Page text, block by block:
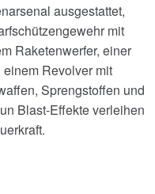
ausgestattet,
mit
Raketenwerfer, einer
Revolver mit
Sprengstoffen und
Blast-Effekte verleihen